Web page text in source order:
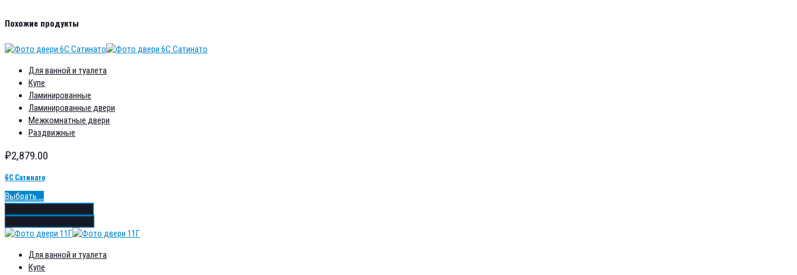
Похожие продукты
Для ванной и туалета
Купе
Ламинированные
Ламинированные двери
Межкомнатные двери
Раздвижные
₽2,879.00
6С Сатинато
Выбрать ...
Для ванной и туалета
Купе